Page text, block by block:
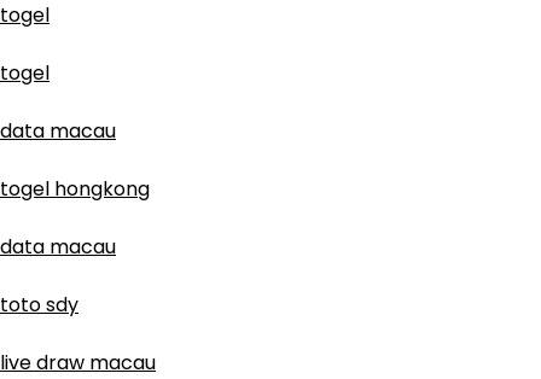
togel
togel
data macau
togel hongkong
data macau
toto sdy
live draw macau